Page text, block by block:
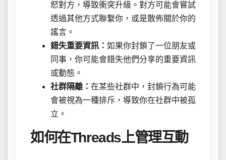
怒對方，導致衝突升級。對方可能會嘗試
透過其他方式聯繫你，或是散佈關於你的
謠言。
錯失重要資訊： 如果你封鎖了一位朋友或
同事，你可能會錯失他們分享的重要資訊
或動態。
社群隔離： 在某些社群中，封鎖行為可能
會被視為一種排斥，導致你在社群中被孤
立。
如何在Threads上管理互動